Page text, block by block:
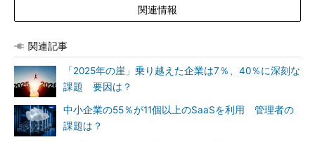
関連情報
関連記事
「2025年の崖」乗り越えた企業は7％、40％に深刻な
課題 要因は？
中小企業の55％が11個以上のSaaSを利用 管理者の
課題は？